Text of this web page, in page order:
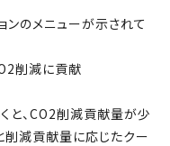
ンのメニューが示されて
削減に貢献
と、CO2削減貢献量が少
削減貢献量に応じたクー